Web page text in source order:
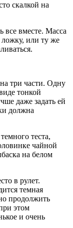
скалкой на
все вместе. Масса
ложку, или ту же
на три части. Одну
тонкой
даже задать ей
должна
теста,
чайной
на белом
в рулет.
темная
продолжить
этом
и очень